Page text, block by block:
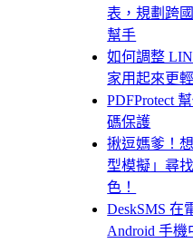
表，規劃跨
幫手
如何調整
家用起來更輕
PDFProtect
碼保護
揪逗媽爹！
型模擬」尋
色！
DeskSMS 在
Android 手機